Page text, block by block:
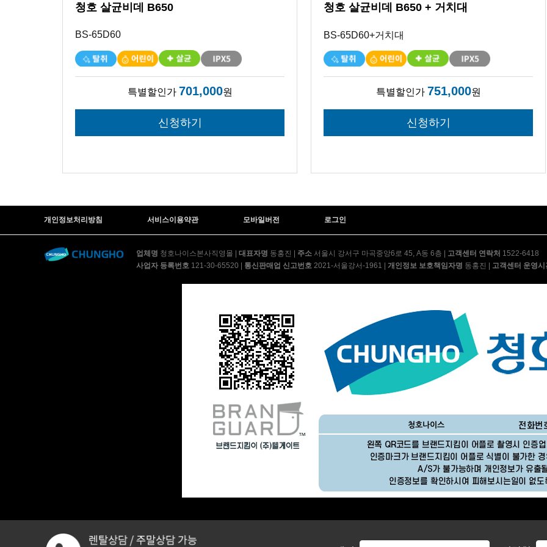
청호 살균비데 B650
BS-65D60
특별할인가 701,000원
청호 살균비데 B650 + 거치대
BS-65D60+거치대
특별할인가 751,000원
개인정보처리방침 서비스이용약관 모바일버전 로그인
업체명 청호나이스본사직영몰 대표자명 동홍진 주소 서울시 강서구 마곡중앙6로 45, A동 6층 고객센터 연락처 1522-6418
사업자 등록번호 121-30-65520 통신판매업 신고번호 2021-서울강서-1961 개인정보 보호책임자명 동홍진 고객센터 운영시